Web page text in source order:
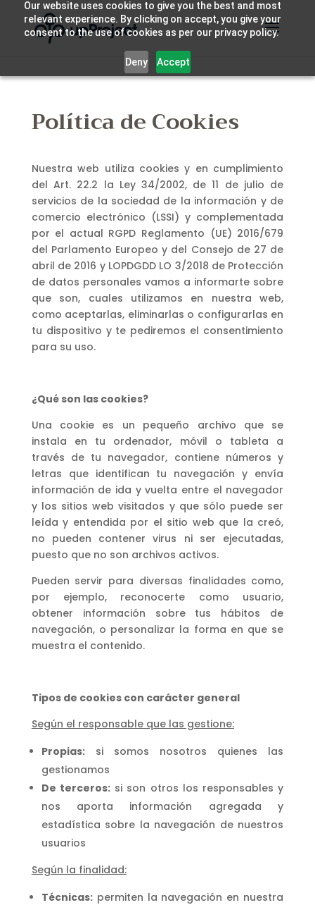
Our website uses cookies to give you the best and most
relevant experience. By clicking on accept, you give your
consent to the use of cookies as per our privacy policy.
Deny Accept
Política de Cookies
Nuestra web utiliza cookies y en cumplimiento
del Art. 22.2 la Ley 34/2002, de 11 de julio de
servicios de la sociedad de la información y de
comercio electrónico (LSSI) y complementada
por el actual RGPD Reglamento (UE) 2016/679
del Parlamento Europeo y del Consejo de 27 de
abril de 2016 y LOPDGDD LO 3/2018 de Protección
de datos personales vamos a informarte sobre
que son, cuales utilizamos en nuestra web,
como aceptarlas, eliminarlas o configurarlas en
tu dispositivo y te pediremos el consentimiento
para su uso.
¿Qué son las cookies?
Una cookie es un pequeño archivo que se
instala en tu ordenador, móvil o tableta a
través de tu navegador, contiene números y
letras que identifican tu navegación y envía
información de ida y vuelta entre el navegador
y los sitios web visitados y que sólo puede ser
leída y entendida por el sitio web que la creó,
no pueden contener virus ni ser ejecutadas,
puesto que no son archivos activos.
Pueden servir para diversas finalidades como,
por ejemplo, reconocerte como usuario,
obtener información sobre tus hábitos de
navegación, o personalizar la forma en que se
muestra el contenido.
Tipos de cookies con carácter general
Según el responsable que las gestione:
Propias:si somos nosotros quienes las
gestionamos
De terceros: si son otros los responsables y
nos aporta información agregada y
estadística sobre la navegación de nuestros
usuarios
Según la finalidad:
Técnicas:permiten la navegación en nuestra